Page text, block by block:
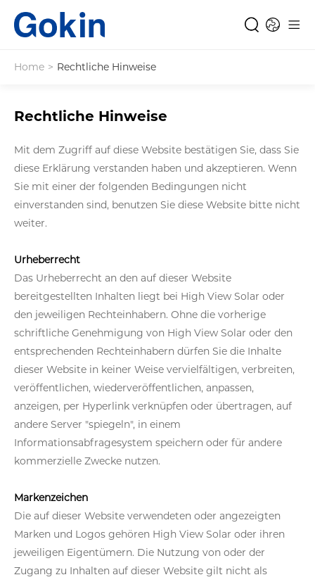
Home > Rechtliche Hinweise
Rechtliche Hinweise
Mit dem Zugriff auf diese Website bestätigen Sie, dass Sie
diese Erklärung verstanden haben und akzeptieren. Wenn
Sie mit einer der folgenden Bedingungen nicht
einverstanden sind, benutzen Sie diese Website bitte nicht
weiter.
Urheberrecht
Das Urheberrecht an den auf dieser Website
bereitgestellten Inhalten liegt bei High View Solar oder
den jeweiligen Rechteinhabern. Ohne die vorherige
schriftliche Genehmigung von High View Solar oder den
entsprechenden Rechteinhabern dürfen Sie die Inhalte
dieser Website in keiner Weise vervielfältigen, verbreiten,
veröffentlichen, wiederveröffentlichen, anpassen,
anzeigen, per Hyperlink verknüpfen oder übertragen, auf
andere Server "spiegeln", in einem
Informationsabfragesystem speichern oder für andere
kommerzielle Zwecke nutzen.
Markenzeichen
Die auf dieser Website verwendeten oder angezeigten
Marken und Logos gehören High View Solar oder ihren
jeweiligen Eigentümern. Die Nutzung von oder der
Zugang zu Inhalten auf dieser Website gilt nicht als